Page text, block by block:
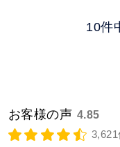
10件
お客様の声 4.85
3,621